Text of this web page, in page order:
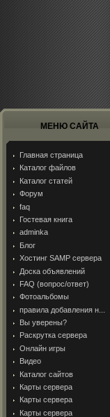
МЕНЮ САЙТА
Главная страница
Каталог файлов
Каталог статей
Форум
faq
Гостевая книга
adminka
Блог
Хостинг SAMP сервера
Доска объявлений
FAQ (вопрос/ответ)
Фотоальбомы
правила добавления н...
Вы уверены?
Раскрутка сервера
Онлайн игры
Видео
Каталог сайтов
Карты сервера
Карты сервера
Карты сервера